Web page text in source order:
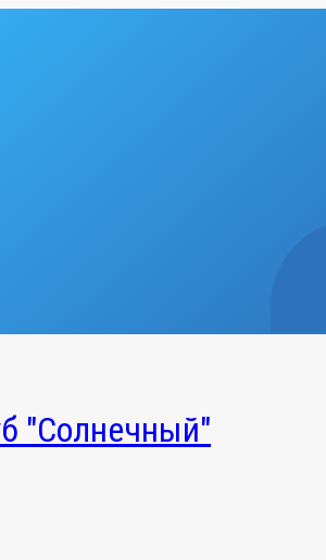
"Солнечный"